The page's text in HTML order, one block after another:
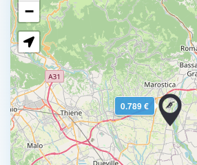
0.789 €
−